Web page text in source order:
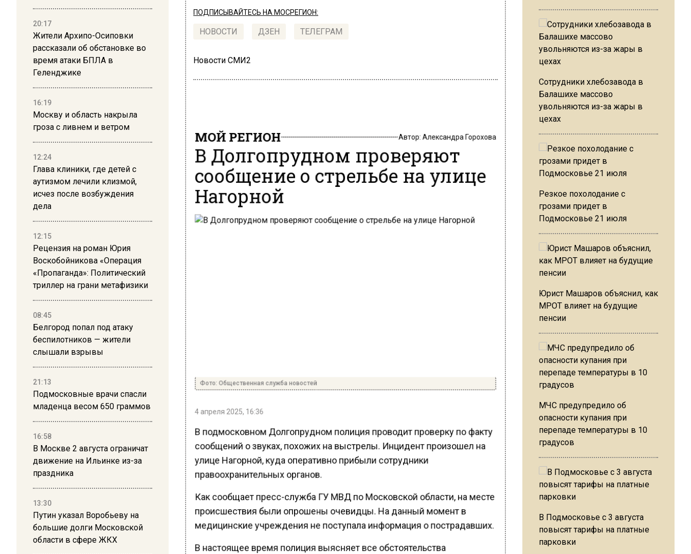
20:17
Жители Архипо-Осиповки
рассказали об обстановке во
время атаки БПЛА в
Геленджике
16:19
Москву и область накрыла
гроза с ливнем и ветром
12:24
Глава клиники, где детей с
аутизмом лечили клизмой,
исчез после возбуждения
дела
12:15
Рецензия на роман Юрия
Воскобойникова «Операция
«Пропаганда»: Политический
триллер на грани метафизики
08:45
Белгород попал под атаку
беспилотников — жители
слышали взрывы
21:13
Подмосковные врачи спасли
младенца весом 650 граммов
16:58
В Москве 2 августа ограничат
движение на Ильинке из-за
праздника
13:30
Путин указал Воробьеву на
большие долги Московской
области в сфере ЖКХ
ПОДПИСЫВАЙТЕСЬ НА МОСРЕГИОН:
НОВОСТИ ДЗЕН ТЕЛЕГРАМ
Новости СМИ2
МОЙ РЕГИОН Автор: Александра Горохова
В Долгопрудном проверяют
сообщение о стрельбе на улице
Нагорной
Фото: Общественная служба новостей
4 апреля 2025, 16:36
В подмосковном Долгопрудном полиция проводит проверку по факту
сообщений о звуках, похожих на выстрелы. Инцидент произошел на
улице Нагорной, куда оперативно прибыли сотрудники
правоохранительных органов.
Как сообщает пресс-служба ГУ МВД по Московской области, на месте
происшествия были опрошены очевидцы. На данный момент в
медицинские учреждения не поступала информация о пострадавших.
В настоящее время полиция выясняет все обстоятельства
Сотрудники хлебозавода в
Балашихе массово
увольняются из-за жары в
цехах
Резкое похолодание с
грозами придет в
Подмосковье 21 июля
Юрист Машаров объяснил, как
МРОТ влияет на будущие
пенсии
МЧС предупредило об
опасности купания при
перепаде температуры в 10
градусов
В Подмосковье с 3 августа
повысят тарифы на платные
парковки